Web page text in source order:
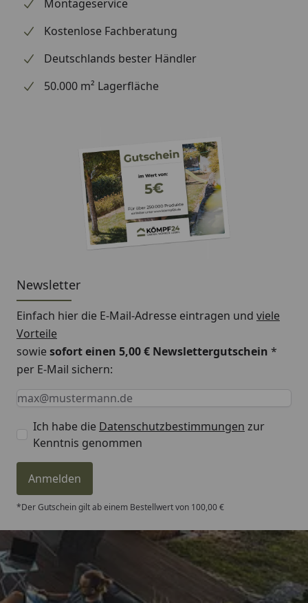
Informationen zu dem Ersatzteil geben. Es dient
lediglich dem Austausch des defekten oder fehlenden
Montageservice
Kostenlose Fachberatung
Deutschlands bester Händler
50.000 m² Lagerfläche
Newsletter
Einfach hier die E-Mail-Adresse eintragen und viele
Vorteile
sowiesofort einen 5,00 € Newslettergutschein *
per E-Mail sichern:
Keine Eingabe erforderlich
Eingabe erforderlich
E-Mail *
Ich habe die Datenschutzbestimmungen zur
Kenntnis genommen
Anmelden
*Der Gutschein gilt ab einem Bestellwert von 100,00 €
Trusted Shops